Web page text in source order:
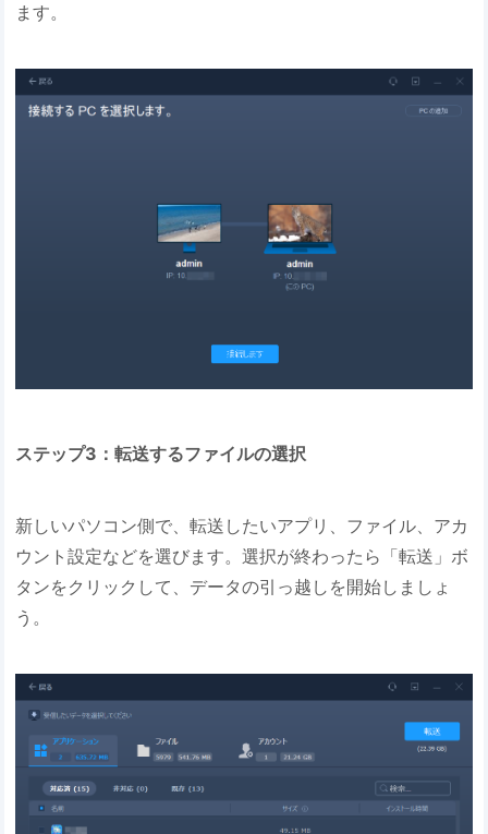
ます。
ステップ3：転送するファイルの選択
新しいパソコン側で、転送したいアプリ、ファイル、アカ
ウント設定などを選びます。選択が終わったら「転送」ボ
タンをクリックして、データの引っ越しを開始しましょ
う。